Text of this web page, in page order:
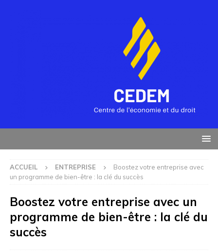
ACCUEIL ENTREPRISE
Boostez votre entreprise avec
un programme de bien-être : la clé du succès
Boostez votre entreprise avec un
programme de bien-être : la clé du
succès